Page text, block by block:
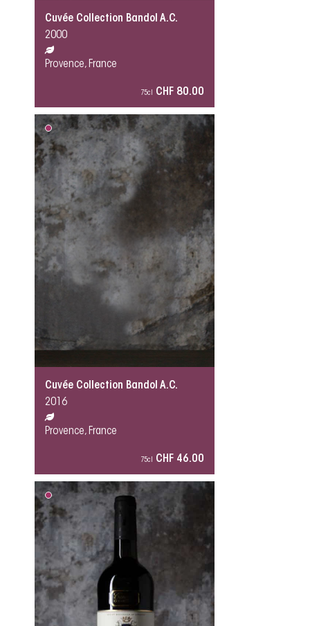
Cuvée Collection Bandol A.C.
2000
Provence, France
75cl CHF 80.00
Cuvée Collection Bandol A.C.
2016
Provence, France
75cl CHF 46.00